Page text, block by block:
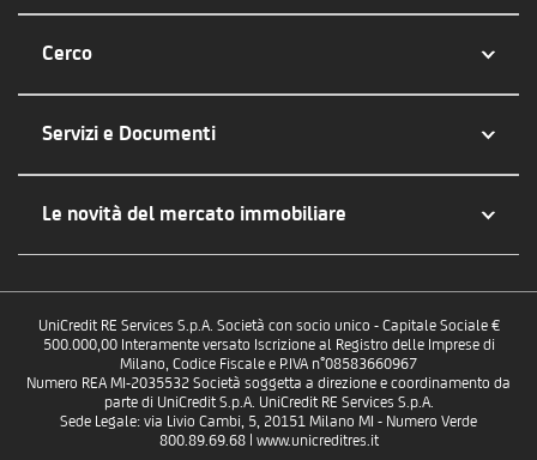
Cerco
Servizi e Documenti
Le novità del mercato immobiliare
UniCredit RE Services S.p.A. Società con socio unico - Capitale Sociale €
500.000,00 Interamente versato Iscrizione al Registro delle Imprese di
Milano, Codice Fiscale e P.IVA n°08583660967
Numero REA MI-2035532 Società soggetta a direzione e coordinamento da
parte di UniCredit S.p.A. UniCredit RE Services S.p.A.
Sede Legale: via Livio Cambi, 5, 20151 Milano MI - Numero Verde
800.89.69.68 | www.unicreditres.it